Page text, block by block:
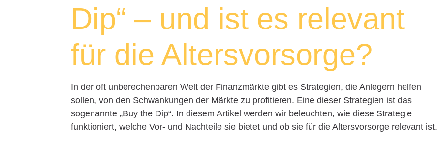
Dip“ – und ist es relevant
für die Altersvorsorge?
In der oft unberechenbaren Welt der Finanzmärkte gibt es Strategien, die Anlegern helfen
sollen, von den Schwankungen der Märkte zu profitieren. Eine dieser Strategien ist das
sogenannte „Buy the Dip“. In diesem Artikel werden wir beleuchten, wie diese Strategie
funktioniert, welche Vor- und Nachteile sie bietet und ob sie für die Altersvorsorge relevant ist.